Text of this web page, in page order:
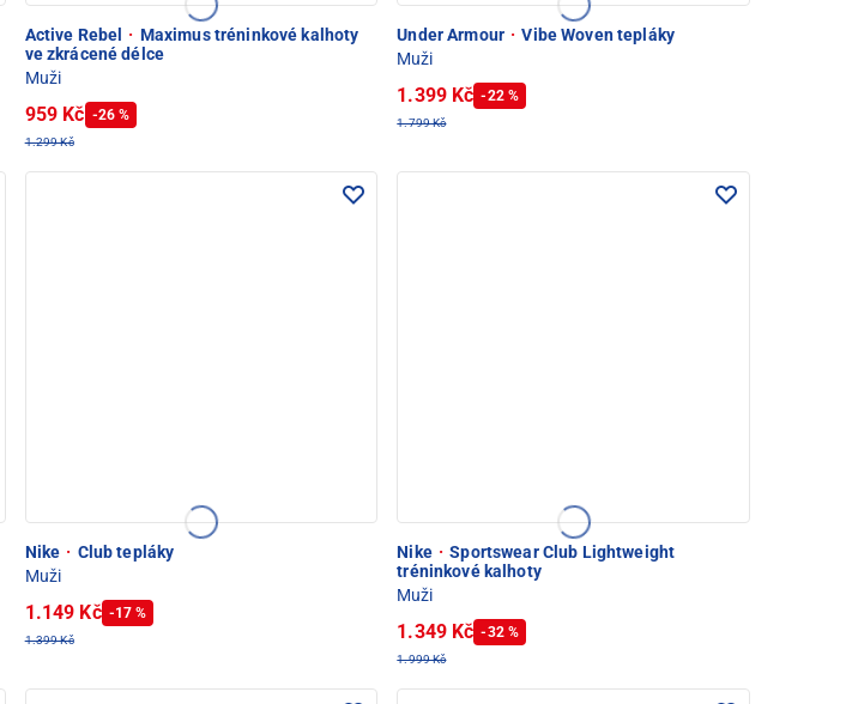
Active Rebel · Maximus tréninkové kalhoty
ve zkrácené délce
Muži
959 Kč -26 %
1.299 Kč
Under Armour · Vibe Woven tepláky
Muži
1.399 Kč -22 %
1.799 Kč
Nike · Club tepláky
Muži
1.149 Kč -17 %
1.399 Kč
Nike · Sportswear Club Lightweight
tréninkové kalhoty
Muži
1.349 Kč -32 %
1.999 Kč